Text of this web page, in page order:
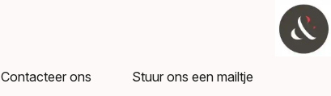
Contacteer ons Stuur ons een mailtje